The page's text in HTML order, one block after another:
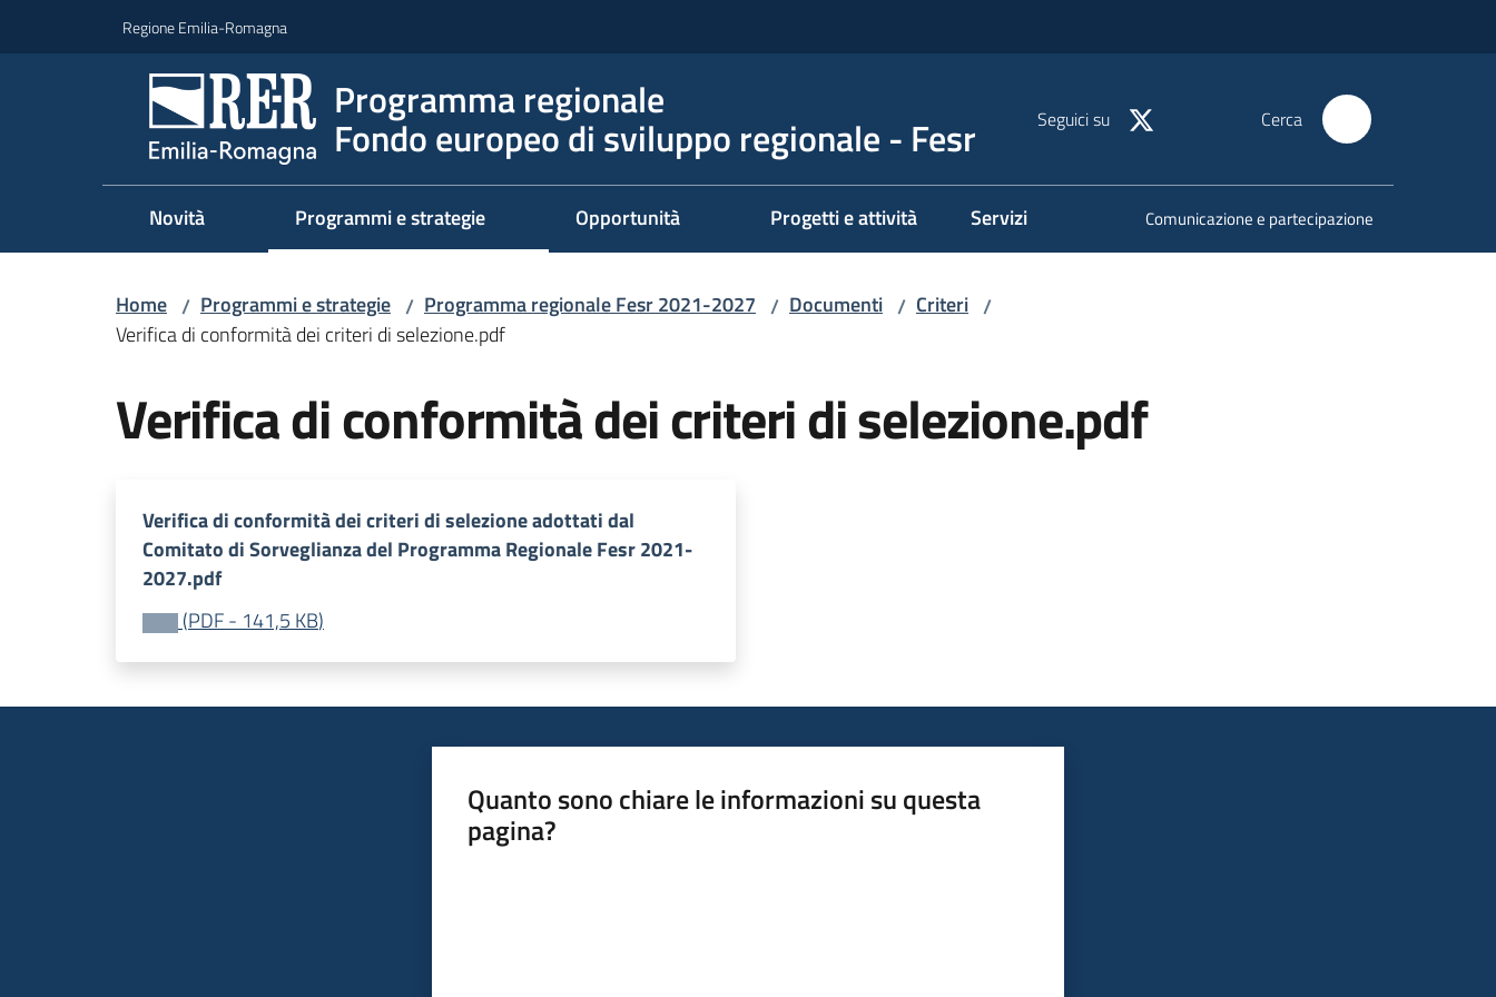
Regione Emilia-Romagna
Programma regionale
Fondo europeo di sviluppo regionale - Fesr Seguici su Cerca
Novità Programmi e strategie Opportunità Progetti e attività Servizi Comunicazione e partecipazione
Home / Programmi e strategie / Programma regionale Fesr 2021-2027 / Documenti / Criteri /
Verifica di conformità dei criteri di selezione.pdf
Verifica di conformità dei criteri di selezione.pdf
Verifica di conformità dei criteri di selezione adottati dal
Comitato di Sorveglianza del Programma Regionale Fesr 2021-
2027.pdf
(PDF- 141,5 KB)
Quanto sono chiare le informazioni su questa
pagina?